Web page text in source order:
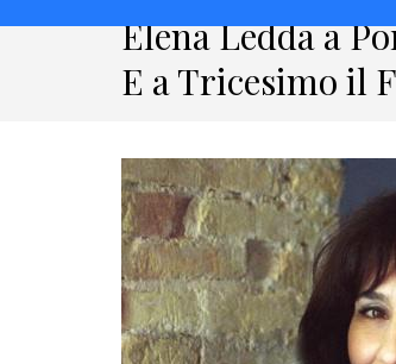
Elena Ledda a
E a Tricesimo il